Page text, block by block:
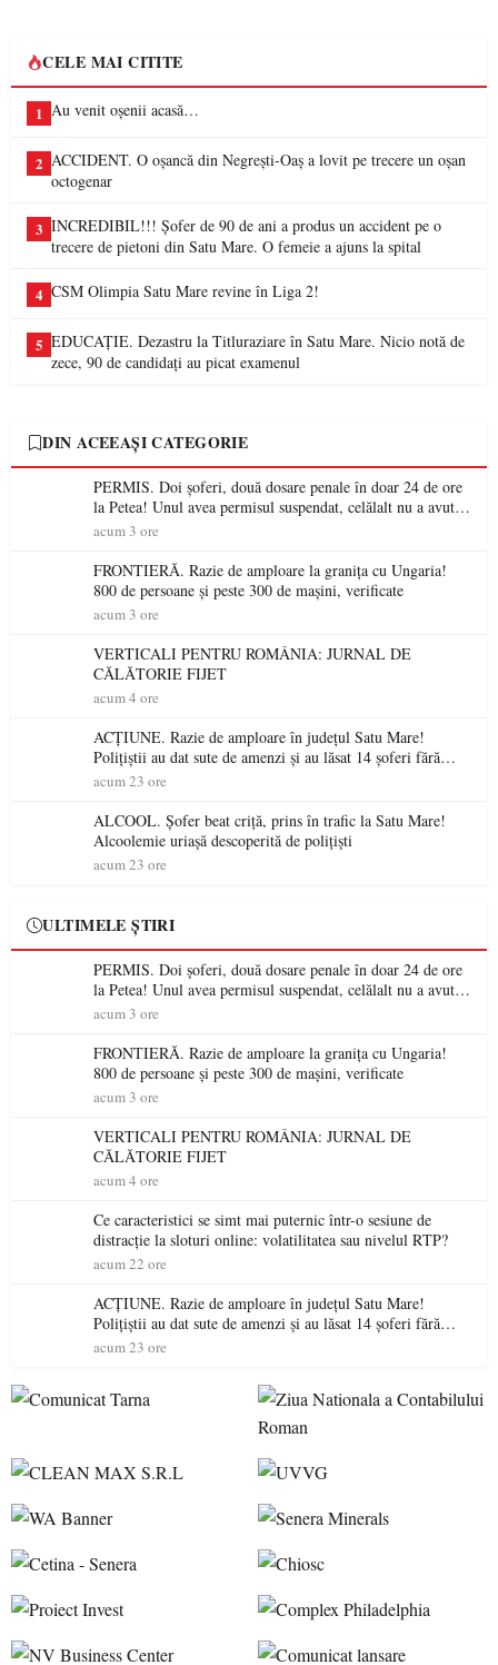
CELE MAI CITITE
1 Au venit oșenii acasă…
2 ACCIDENT. O oșancă din Negrești-Oaș a lovit pe trecere un oșan
octogenar
3 INCREDIBIL!!! Șofer de 90 de ani a produs un accident pe o
trecere de pietoni din Satu Mare. O femeie a ajuns la spital
4 CSM Olimpia Satu Mare revine în Liga 2!
5 EDUCAȚIE. Dezastru la Titluraziare în Satu Mare. Nicio notă de
zece, 90 de candidați au picat examenul
DIN ACEEAȘI CATEGORIE
PERMIS. Doi șoferi, două dosare penale în doar 24 de ore
la Petea! Unul avea permisul suspendat, celălalt nu a avut
niciodată permis
acum 3 ore
FRONTIERĂ. Razie de amploare la granița cu Ungaria!
800 de persoane și peste 300 de mașini, verificate
acum 3 ore
VERTICALI PENTRU ROMÂNIA: JURNAL DE
CĂLĂTORIE FIJET
acum 4 ore
ACȚIUNE. Razie de amploare în județul Satu Mare!
Polițiștii au dat sute de amenzi și au lăsat 14 șoferi fără
permis într-o singură zi
acum 23 ore
ALCOOL. Șofer beat criță, prins în trafic la Satu Mare!
Alcoolemie uriașă descoperită de polițiști
acum 23 ore
ULTIMELE ȘTIRI
PERMIS. Doi șoferi, două dosare penale în doar 24 de ore
la Petea! Unul avea permisul suspendat, celălalt nu a avut
niciodată permis
acum 3 ore
FRONTIERĂ. Razie de amploare la granița cu Ungaria!
800 de persoane și peste 300 de mașini, verificate
acum 3 ore
VERTICALI PENTRU ROMÂNIA: JURNAL DE
CĂLĂTORIE FIJET
acum 4 ore
Ce caracteristici se simt mai puternic într-o sesiune de
distracție la sloturi online: volatilitatea sau nivelul RTP?
acum 22 ore
ACȚIUNE. Razie de amploare în județul Satu Mare!
Polițiștii au dat sute de amenzi și au lăsat 14 șoferi fără
permis într-o singură zi
acum 23 ore